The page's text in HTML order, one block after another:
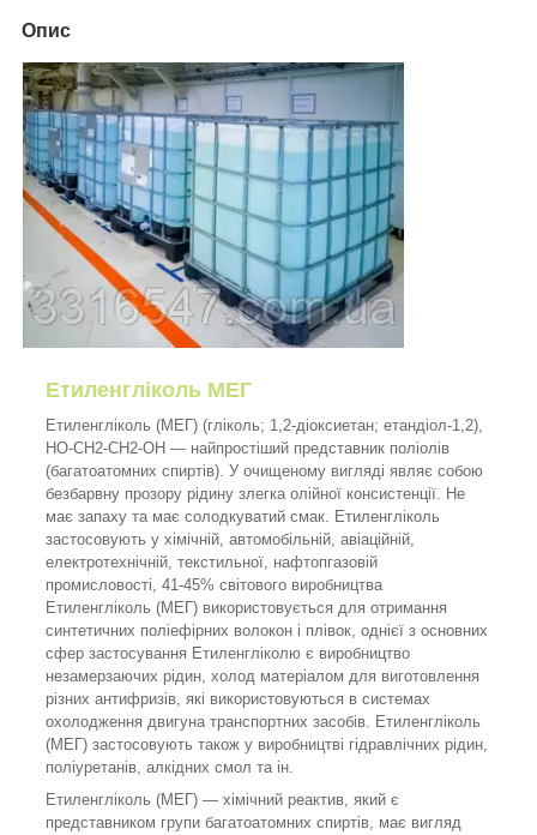
Опис
Етиленгліколь МЕГ
Етиленгліколь (МЕГ) (гліколь; 1,2-діоксиетан; етандіол-1,2),
HO-CH2-CH2-OH — найпростіший представник поліолів
(багатоатомних спиртів). У очищеному вигляді являє собою
безбарвну прозору рідину злегка олійної консистенції. Не
має запаху та має солодкуватий смак. Етиленгліколь
застосовують у хімічній, автомобільній, авіаційній,
електротехнічній, текстильної, нафтопгазовій
промисловості, 41-45% світового виробництва
Етиленгліколь (МЕГ) використовується для отримання
синтетичних поліефірних волокон і плівок, однієї з основних
сфер застосування Етиленгліколю є виробництво
незамерзаючих рідин, холод матеріалом для виготовлення
різних антифризів, які використовуються в системах
охолодження двигуна транспортних засобів. Етиленгліколь
(МЕГ) застосовують також у виробництві гідравлічних рідин,
поліуретанів, алкідних смол та ін.
Етиленгліколь (МЕГ) — хімічний реактив, який є
представником групи багатоатомних спиртів, має вигляд